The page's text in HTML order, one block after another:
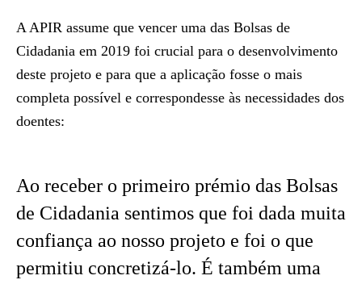
A APIR assume que vencer uma das Bolsas de
Cidadania em 2019 foi crucial para o desenvolvimento
deste projeto e para que a aplicação fosse o mais
completa possível e correspondesse às necessidades dos
doentes:
Ao receber o primeiro prémio das Bolsas
de Cidadania sentimos que foi dada muita
confiança ao nosso projeto e foi o que
permitiu concretizá-lo. É também uma